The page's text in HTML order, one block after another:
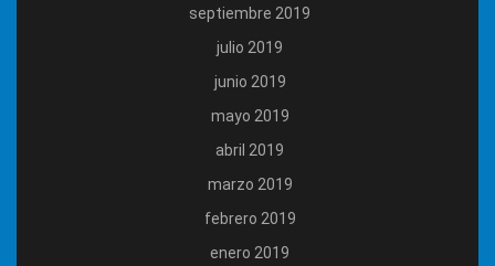
septiembre 2019
julio 2019
junio 2019
mayo 2019
abril 2019
marzo 2019
febrero 2019
enero 2019